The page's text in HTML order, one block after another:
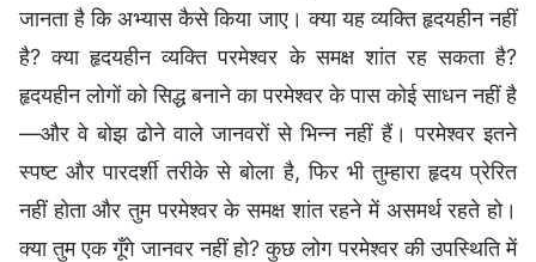
जानता है कि अभ्यास कैसे किया जाए। क्या यह व्यक्ति हृदयहीन नहीं
है? क्या हृदयहीन व्यक्ति परमेश्वर के समक्ष शांत रह सकता है?
हृदयहीन लोगों को सिद्ध बनाने का परमेश्वर के पास कोई साधन नहीं है
—और वे बोझ ढोने वाले जानवरों से भिन्न नहीं हैं। परमेश्वर इतने
स्पष्ट और पारदर्शी तरीके से बोला है, फिर भी तुम्हारा हृदय प्रेरित
नहीं होता और तुम परमेश्वर के समक्ष शांत रहने में असमर्थ रहते हो।
क्या तुम एक गूँगे जानवर नहीं हो? कुछ लोग परमेश्वर की उपस्थिति में